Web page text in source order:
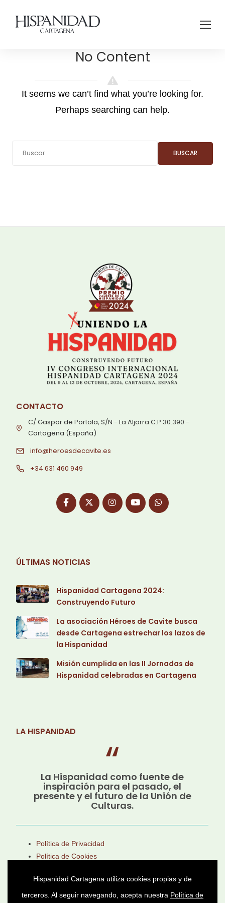
No Content
It seems we can’t find what you’re looking for.
Perhaps searching can help.
BUSCAR
CONTACTO
C/ Gaspar de Portola, S/N - La Aljorra C.P 30.390 -
Cartagena (España)
info@heroesdecavite.es
+34 631 460 949
ÚLTIMAS NOTICIAS
Hispanidad Cartagena 2024:
Construyendo Futuro
La asociación Héroes de Cavite busca
desde Cartagena estrechar los lazos de
la Hispanidad
Misión cumplida en las II Jornadas de
Hispanidad celebradas en Cartagena
LA HISPANIDAD
La Hispanidad como fuente de
inspiración para el pasado, el
presente y el futuro de la Unión de
Culturas.
Política de Privacidad
Política de Cookies
Hispanidad Cartagena utiliza cookies propias y de
terceros. Al seguir navegando, acepta nuestra Política de